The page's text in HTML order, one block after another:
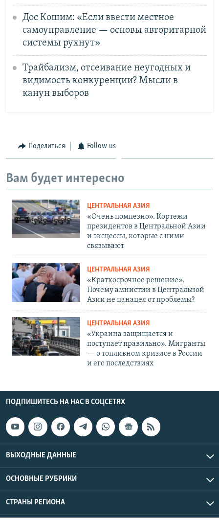
Дос Кошим: «Если ввести местное
самоуправление — основы авторитарной
системы рухнут»
Трайбализм, отсеивание неугодных и
видимость конкуренции? Мысли в
канун выборов
Поделиться Follow us
Вам будет интересно
ЦЕНТРАЛЬНАЯ АЗИЯ
«Очень помпезно». Кортежи
президентов в Центральной Азии
и эксцессы, которые с ними
связывают
ЦЕНТРАЛЬНАЯ АЗИЯ
«Краткосрочное решение».
Почему амнистии в Центральной
Азии не панацея от проблемы?
ЦЕНТРАЛЬНАЯ АЗИЯ
«Украина защищается и
поступает правильно». Мигранты
— о топливном кризисе в России
и его последствиях
ПОДПИШИТЕСЬ НА НАС В СОЦСЕТЯХ
ВЫХОДНЫЕ ДАННЫЕ
ОСНОВНЫЕ РУБРИКИ
СТРАНЫ РЕГИОНА